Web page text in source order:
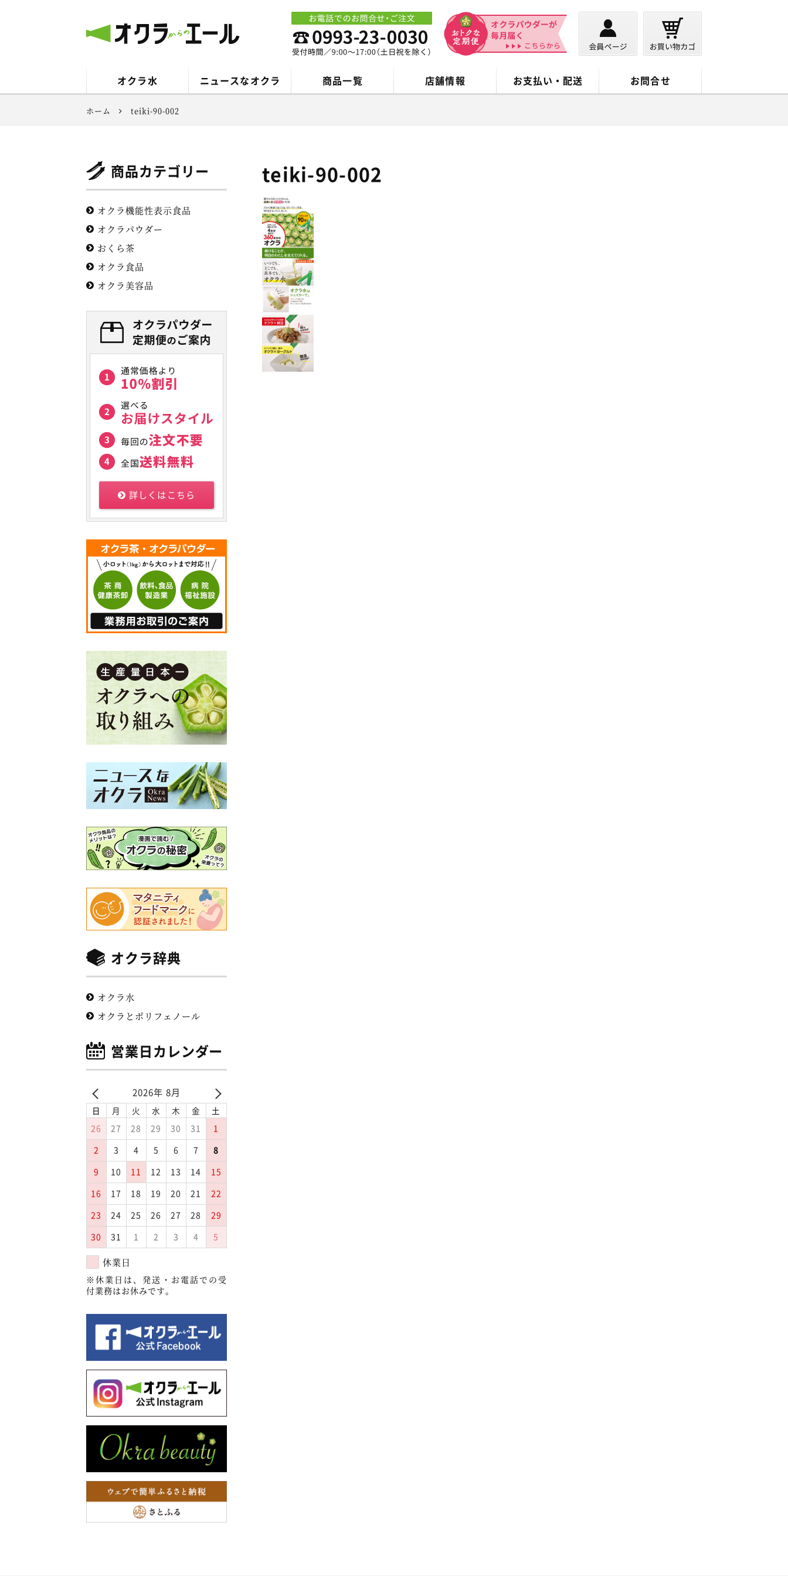
オクラ水 ニュースなオクラ 商品一覧 店舗情報 お支払い・配送 お問合せ
ホーム teiki-90-002
teiki-90-002
商品カテゴリー
オクラ機能性表示食品
オクラパウダー
おくら茶
オクラ食品
オクラ美容品
詳しくはこちら
オクラ辞典
オクラ水
オクラとポリフェノール
営業日カレンダー
2026年 8月
日 月 火 水 木 金
土
26
27 28 29 30 31
1
2
3 4 5 6 7
8
9
10 11 12 13 14
15
16
17 18 19 20 21
22
23
24 25 26 27 28
29
30
31 1 2 3 4 5
休業日
※休業日は、発送・お電話での受
付業務はお休みです。